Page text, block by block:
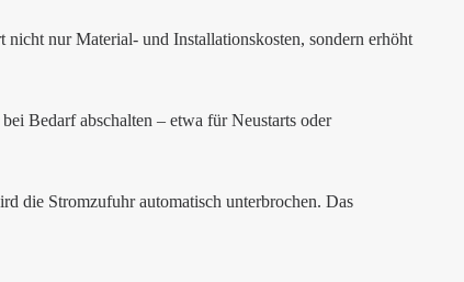
nicht nur Material- und Installationskosten, sondern erhöht
Bedarf abschalten – etwa für Neustarts oder
die Stromzufuhr automatisch unterbrochen. Das